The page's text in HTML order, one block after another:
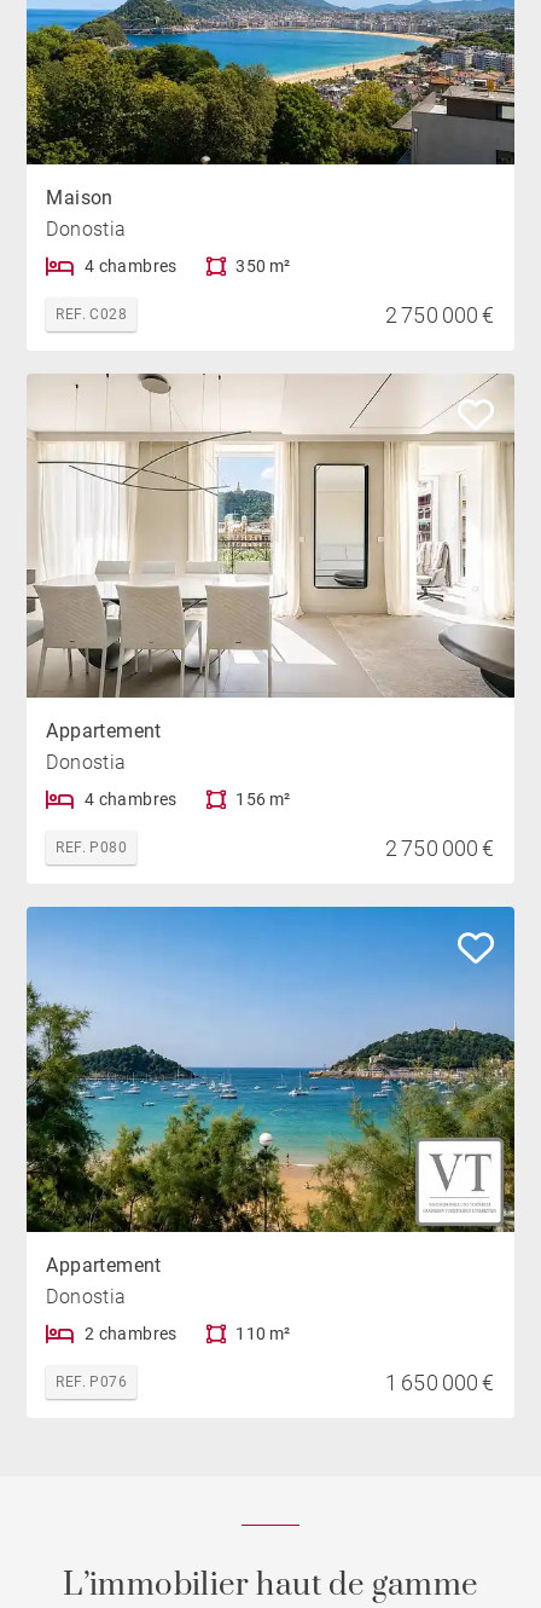
Maison
Donostia
4 chambres 350 m²
REF. C028 2 750 000 €
Appartement
Donostia
4 chambres 156 m²
REF. P080 2 750 000 €
Appartement
Donostia
2 chambres 110 m²
REF. P076 1 650 000 €
L’immobilier haut de gamme